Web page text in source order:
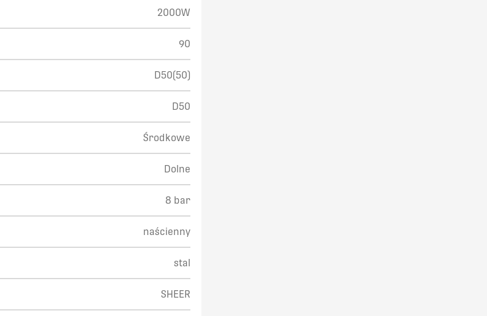
2000W
90
D50(50)
D50
Środkowe
Dolne
8 bar
naścienny
stal
SHEER